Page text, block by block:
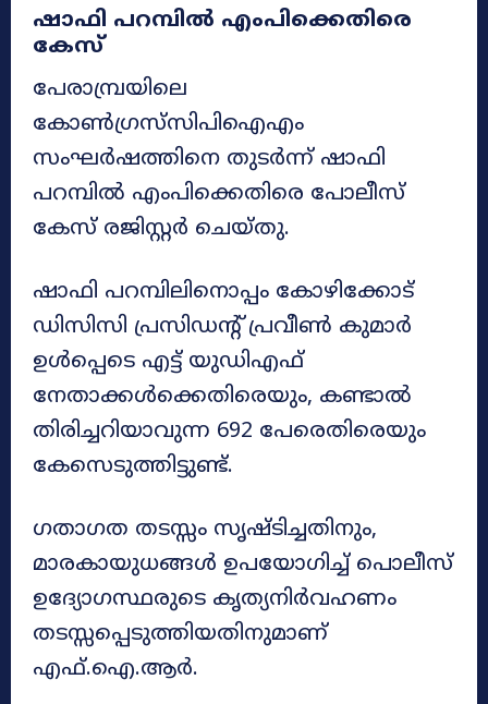
ഷാഫി പറമ്പില്‍ എംപിക്കെതിരെ
കേസ്
പേരാമ്പ്രയിലെ
കോണ്‍ഗ്രസ്‌സിപിഐഎം
സംഘര്‍ഷത്തിനെ തുടര്‍ന്ന് ഷാഫി
പറമ്പില്‍ എംപിക്കെതിരെ പോലീസ്
കേസ് രജിസ്റ്റര്‍ ചെയ്തു.
ഷാഫി പറമ്പിലിനൊപ്പം കോഴിക്കോട്
ഡിസിസി പ്രസിഡന്റ് പ്രവീണ്‍ കുമാര്‍
ഉള്‍പ്പെടെ എട്ട് യുഡിഎഫ്
നേതാക്കള്‍ക്കെതിരെയും, കണ്ടാല്‍
തിരിച്ചറിയാവുന്ന 692 പേരെതിരെയും
കേസെടുത്തിട്ടുണ്ട്.
ഗതാഗത തടസ്സം സൃഷ്ടിച്ചതിനും,
മാരകായുധങ്ങള്‍ ഉപയോഗിച്ച് പൊലീസ്
ഉദ്യോഗസ്ഥരുടെ കൃത്യനിര്‍വഹണം
തടസ്സപ്പെടുത്തിയതിനുമാണ്
എഫ്.ഐ.ആര്‍.